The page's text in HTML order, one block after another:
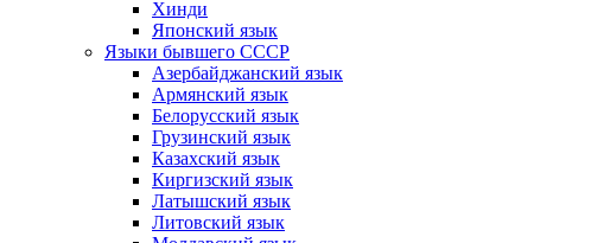
Хинди
Японский язык
Языки бывшего СССР
Азербайджанский язык
Армянский язык
Белорусский язык
Грузинский язык
Казахский язык
Киргизский язык
Латышский язык
Литовский язык